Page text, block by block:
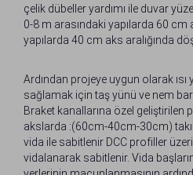
çelik dübeller yardımı ile duvar
0-8 m arasındaki yapılarda 60 cm
yapılarda 40 cm aks aralığında
Ardından projeye uygun olarak ısı
sağlamak için taş yünü ve nem
Braket kanallarına özel geliştirilen
akslarda :(60cm-40cm-30cm)
vida ile sabitlenir DCC profiller
vidalanarak sabitlenir. Vida